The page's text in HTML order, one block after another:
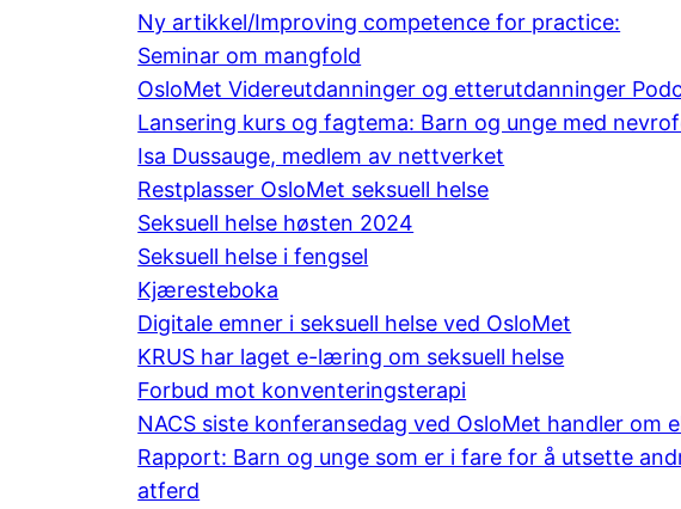
Ny artikkel/Improving competence for practice:
Seminar om mangfold
OsloMet Videreutdanninger og etterutdanninger
Lansering kurs og fagtema: Barn og unge med
Isa Dussauge, medlem av nettverket
Restplasser OsloMet seksuell helse
Seksuell helse høsten 2024
Seksuell helse i fengsel
Kjæresteboka
Digitale emner i seksuell helse ved OsloMet
KRUS har laget e-læring om seksuell helse
Forbud mot konventeringsterapi
NACS siste konferansedag ved OsloMet handler om
Rapport: Barn og unge som er i fare for å utsette
atferd